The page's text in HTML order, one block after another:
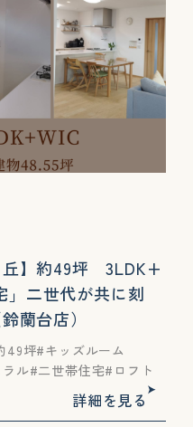
丘】約49坪 3LDK+
」二世代が共に刻
蘭台店）
49坪 キッズルーム
ル 二世帯住宅 ロフト
詳細を見る